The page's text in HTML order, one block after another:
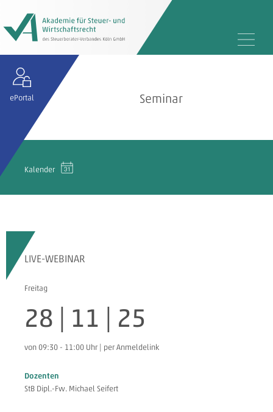
ePortal Seminar
Kalender
LIVE-WEBINAR
Freitag
28 | 11 | 25
von 09:30 - 11:00 Uhr | per Anmeldelink
Dozenten
StB Dipl.-Fw. Michael Seifert